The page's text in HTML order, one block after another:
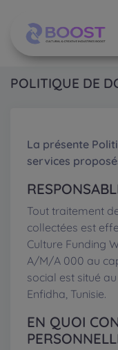
POLITIQUE DE
La présente
services
Tout traitement
collectées est
Culture Funding
A/M/A 000 au
social est situé
Enfidha, Tunisie.
EN QUOI